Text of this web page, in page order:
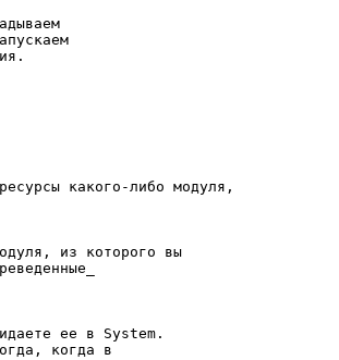
какого-либо модуля,
из котоpого вы
ее в System.
когда в